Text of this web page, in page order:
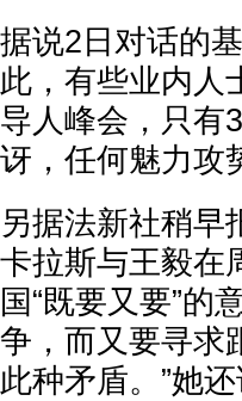
据说2日对话的
此，有些业内人
导人峰会，只有
讶，任何魅力攻
另据法新社稍早
卡拉斯与王毅在
国“既要又要”的
争，而又要寻求
此种矛盾。”她